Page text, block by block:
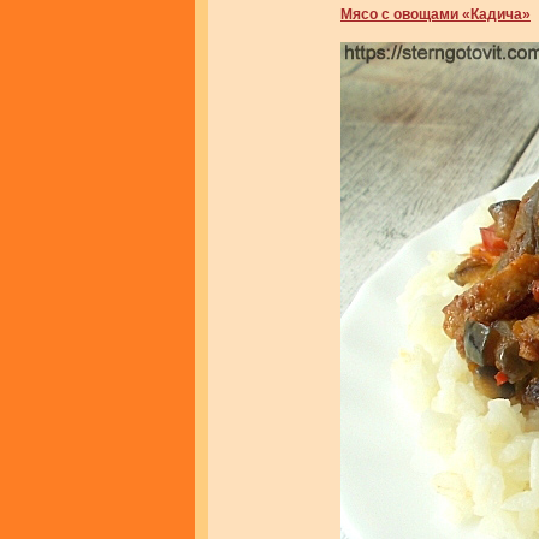
Мясо с овощами «Кадича»